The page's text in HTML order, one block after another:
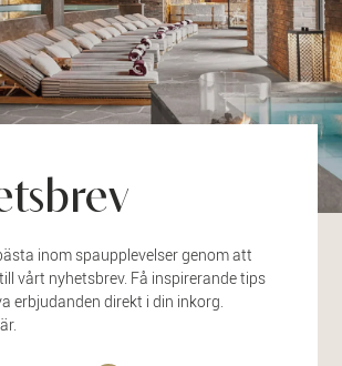
inom spaupplevelser genom att
vårt nyhetsbrev. Få inspirerande tips
erbjudanden direkt i din inkorg.